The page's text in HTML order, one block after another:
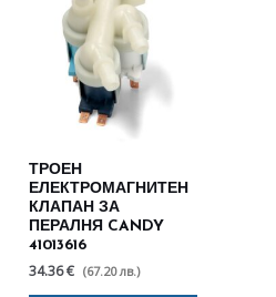
ТРОЕН
ЕЛЕКТРОМАГНИТЕН
КЛАПАН ЗА
ПЕРАЛНЯ CANDY
41013616
34.36 € (67.20 лв.)